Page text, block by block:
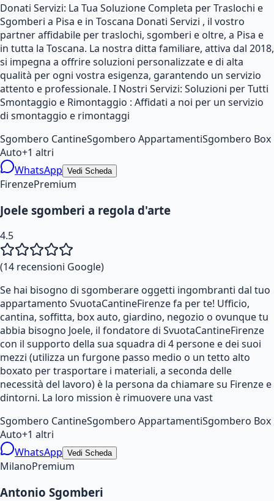
Donati Servizi: La Tua Soluzione Completa per Traslochi e
Sgomberi a Pisa e in Toscana Donati Servizi , il vostro
partner affidabile per traslochi, sgomberi e oltre, a Pisa e
in tutta la Toscana. La nostra ditta familiare, attiva dal 2018,
si impegna a offrire soluzioni personalizzate e di alta
qualità per ogni vostra esigenza, garantendo un servizio
attento e professionale. I Nostri Servizi: Soluzioni per Tutti
Smontaggio e Rimontaggio : Affidati a noi per un servizio
di smontaggio e rimontaggi
Sgombero CantineSgombero AppartamentiSgombero Box
Auto+1 altri
WhatsApp Vedi Scheda
FirenzePremium
Joele sgomberi a regola d'arte
4.5
(14 recensioni Google)
Se hai bisogno di sgomberare oggetti ingombranti dal tuo
appartamento SvuotaCantineFirenze fa per te! Ufficio,
cantina, soffitta, box auto, giardino, negozio o ovunque tu
abbia bisogno Joele, il fondatore di SvuotaCantineFirenze
con il supporto della sua squadra di 4 persone e dei suoi
mezzi (utilizza un furgone passo medio o un tetto alto
boxato per trasportare i materiali, a seconda delle
necessità del lavoro) è la persona da chiamare su Firenze e
dintorni. La loro mission è rimuovere una vast
Sgombero CantineSgombero AppartamentiSgombero Box
Auto+1 altri
WhatsApp Vedi Scheda
MilanoPremium
Antonio Sgomberi